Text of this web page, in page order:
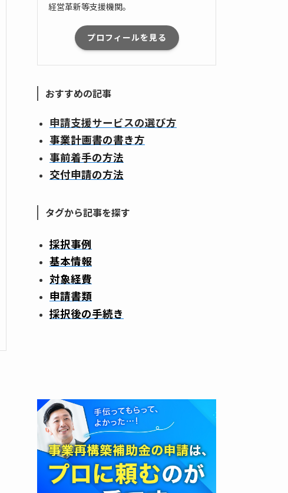
経営革新等支援機関。
プロフィールを見る
おすすめの記事
申請支援サービスの選び方
事業計画書の書き方
事前着手の方法
交付申請の方法
タグから記事を探す
採択事例
基本情報
対象経費
申請書類
採択後の手続き